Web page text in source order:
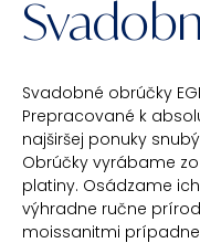
Svadobné obrúčky
Prepracované k
najširšej ponuky
Obrúčky vyrábame
platiny. Osádzame
výhradne ručne
moissanitmi